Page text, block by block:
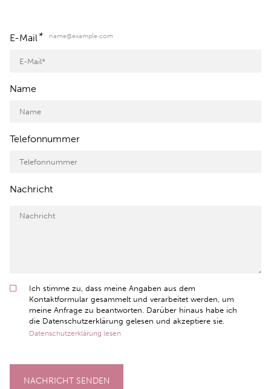
E-Mail* name@example.com
Name
Telefonnummer
Nachricht
Ich stimme zu, dass meine Angaben aus dem
Kontaktformular gesammelt und verarbeitet werden, um
meine Anfrage zu beantworten. Darüber hinaus habe ich
die Datenschutzerklärung gelesen und akzeptiere sie.
Datenschutzerklärung lesen
NACHRICHT SENDEN